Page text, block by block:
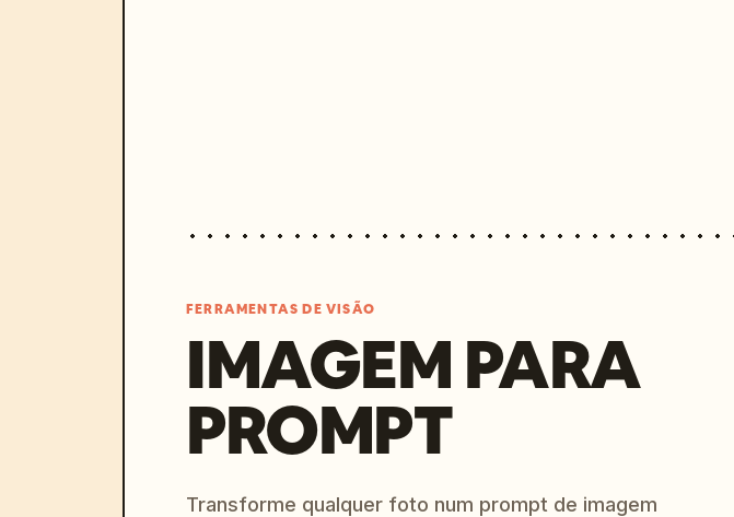
FERRAMENTAS DE VISÃO
IMAGEM PARA
PROMPT
Transforme qualquer foto num prompt de imagem